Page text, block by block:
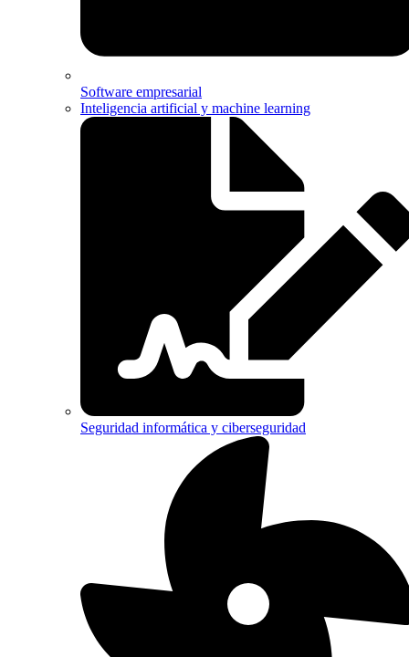
Software empresarial
Inteligencia artificial y machine learning
Seguridad informática y ciberseguridad